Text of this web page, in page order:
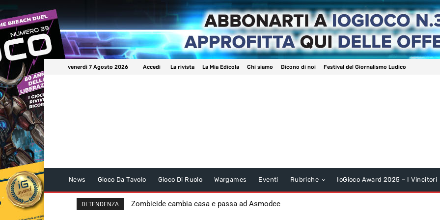
venerdì 7 Agosto 2026 Accedi La rivista La Mia Edicola Chi siamo Dicono di noi Festival del Giornalismo Ludico
News Gioco Da Tavolo Gioco Di Ruolo Wargames Eventi Rubriche IoGioco Award 2025 – I Vincitori
DI TENDENZA Zombicide cambia casa e passa ad Asmodee